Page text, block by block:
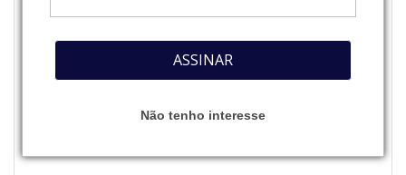
ASSINAR
Não tenho interesse